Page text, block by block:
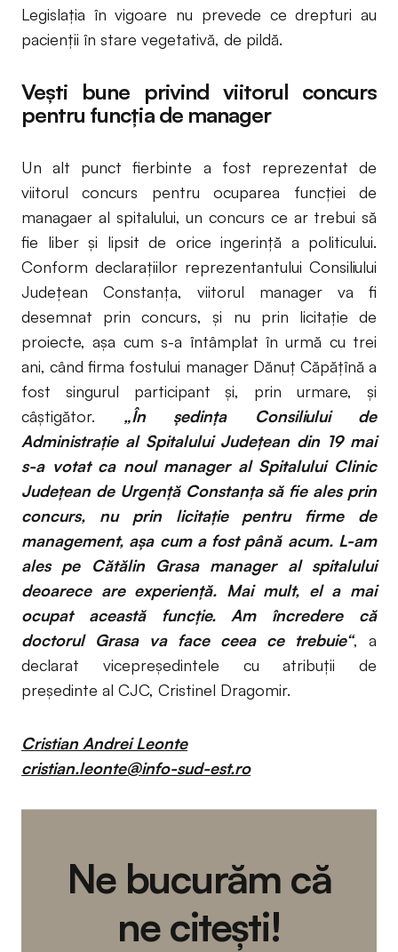
Legislaţia în vigoare nu prevede ce drepturi au
pacienţii în stare vegetativă, de pildă.
Vești bune privind viitorul concurs
pentru funcția de manager
Un alt punct fierbinte a fost reprezentat de
viitorul concurs pentru ocuparea funcției de
managaer al spitalului, un concurs ce ar trebui să
fie liber și lipsit de orice ingerință a politicului.
Conform declarațiilor reprezentantului Consiliului
Județean Constanța, viitorul manager va fi
desemnat prin concurs, şi nu prin licitaţie de
proiecte, aşa cum s-a întâmplat în urmă cu trei
ani, când firma fostului manager Dănuţ Căpăţînă a
fost singurul participant şi, prin urmare, şi
câştigător. „În şedinţa Consiliului de
Administraţie al Spitalului Judeţean din 19 mai
s-a votat ca noul manager al Spitalului Clinic
Judeţean de Urgenţă Constanţa să fie ales prin
concurs, nu prin licitaţie pentru firme de
management, aşa cum a fost până acum. L-am
ales pe Cătălin Grasa manager al spitalului
deoarece are experienţă. Mai mult, el a mai
ocupat această funcţie. Am încredere că
doctorul Grasa va face ceea ce trebuie“, a
declarat vicepreşedintele cu atribuţii de
preşedinte al CJC, Cristinel Dragomir.
Cristian Andrei Leonte
cristian.leonte@info-sud-est.ro
Ne bucurăm că
ne citești!